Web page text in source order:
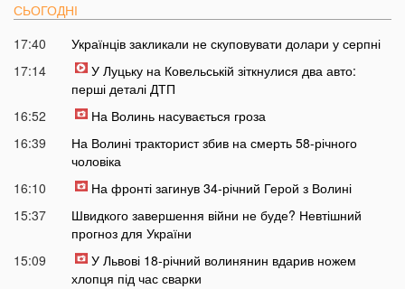
СЬОГОДНІ
17:40
Українців закликали не скуповувати долари у серпні
17:14
У Луцьку на Ковельській зіткнулися два авто:
перші деталі ДТП
16:52
На Волинь насувається гроза
16:39
На Волині тракторист збив на смерть 58-річного
чоловіка
16:10
На фронті загинув 34-річний Герой з Волині
15:37
Швидкого завершення війни не буде? Невтішний
прогноз для України
15:09
У Львові 18-річний волинянин вдарив ножем
хлопця під час сварки